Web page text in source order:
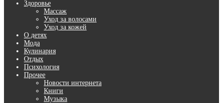
Здоровье
Массаж
Уход за волосами
Уход за кожей
О детях
Мода
Кулинария
Отдых
Психология
Прочее
Новости интернета
Книги
Музыка